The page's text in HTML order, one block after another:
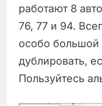
работают 8
76, 77 и 94.
особо
дублировать,
Пользуйтесь